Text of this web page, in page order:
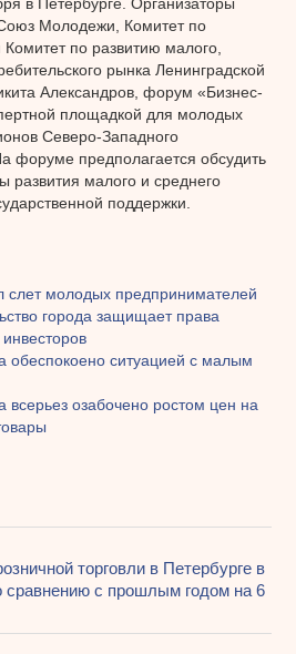
Молодежи, Комитет по
по развитию малого,
рынка Ленинградской
Александров, форум «Бизнес-
площадкой для молодых
Северо-Западного
форуме предполагается обсудить
развития малого и среднего
поддержки.
слет молодых предпринимателей
города защищает права
обеспокоено ситуацией с малым
всерьез озабочено ростом цен на
торговли в Петербурге в
сравнению с прошлым годом на 6